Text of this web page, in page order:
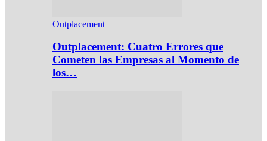
Outplacement
Outplacement: Cuatro Errores que
Cometen las Empresas al Momento de
los…